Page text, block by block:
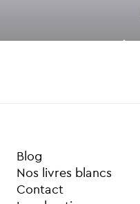
Blog
Nos livres blancs
Contact